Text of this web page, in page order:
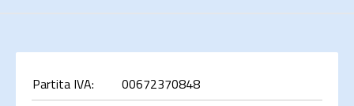
Partita IVA:
00672370848